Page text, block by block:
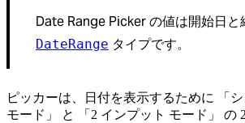
Date Range Picker の値は開始日と
DateRange タイプです。
ピッカーは、日付を表示するために 「
モード」 と 「2 インプット モード」 の